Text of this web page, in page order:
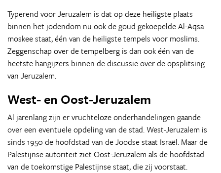
Typerend voor Jeruzalem is dat op deze heiligste plaats
binnen het jodendom nu ook de goud gekoepelde Al-Aqsa
moskee staat, één van de heiligste tempels voor moslims.
Zeggenschap over de tempelberg is dan ook één van de
heetste hangijzers binnen de discussie over de opsplitsing
van Jeruzalem.
West- en Oost-Jeruzalem
Al jarenlang zijn er vruchteloze onderhandelingen gaande
over een eventuele opdeling van de stad. West-Jeruzalem is
sinds 1950 de hoofdstad van de Joodse staat Israël. Maar de
Palestijnse autoriteit ziet Oost-Jeruzalem als de hoofdstad
van de toekomstige Palestijnse staat, die zij voorstaat.